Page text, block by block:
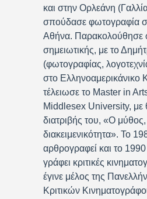
και στην Ορλεάνη
σπούδασε φωτογραφία
Αθήνα. Παρακολούθησε
σημειωτικής, με το
(φωτογραφίας,
στο Ελληνοαμερικάνικο
τέλειωσε το Master in
Middlesex University, με
διατριβής του, «Ο
διακειμενικότητα». Το
αρθρογραφεί και το 1990
γράφει κριτικές
έγινε μέλος της
Κριτικών